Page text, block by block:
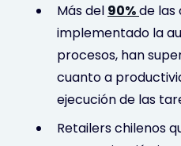
Más del 90%de las
implementado la
procesos, han
cuanto a
ejecución de las
Retailers chilenos